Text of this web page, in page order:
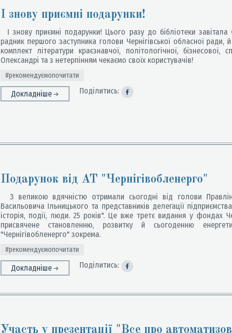
І знову приємні подарунки!
І знову приємні подарунки! Цього разу до бібліотеки
радник першого заступника голови Чернігівської обласної
комплект літератури краєзнавчої, політологічної,
Олександрі та з нетерпінням чекаємо своїх користувачів!
#рекомендуємопочитати
Докладніше Поділитись:
Подарунок від АТ "Чернігівобленерго"
З великою вдячністю отримали сьогодні від голови
Васильовича Ільницького та представників делегації
історія, події, люди. 25 років". Це вже третє видання у фондах
присвячене становленню, розвитку й сьогоденню
"Чернігівобленерго" зокрема.
#рекомендуємопочитати
Докладніше Поділитись:
Участь у презентації "Все про